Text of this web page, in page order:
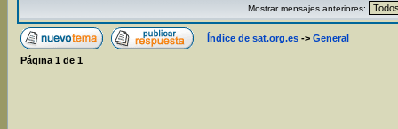
Mostrar mensajes anteriores:
Índice de sat.org.es -> General
Página 1 de 1